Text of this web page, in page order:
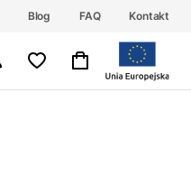
Blog FAQ Kontakt